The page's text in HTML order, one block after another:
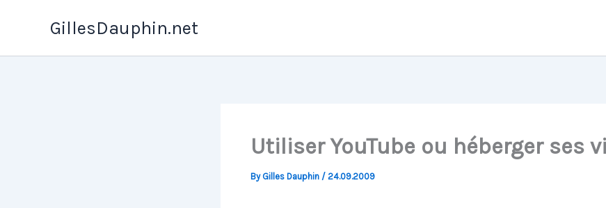
GillesDauphin.net
Utiliser YouTube ou héberger ses
By Gilles Dauphin / 24.09.2009